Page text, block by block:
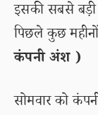
इसकी सबसे बड़ी
पिछले कुछ
कंपनी अंश )
सोमवार को